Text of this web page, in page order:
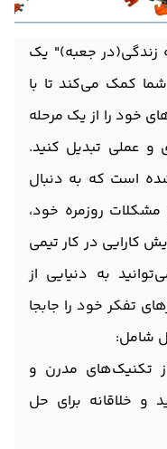
جعبه)" یک
شما کمک می‌کند تا با
خود را از یک مرحله
و عملی تبدیل کنید.
است که به دنبال
مشکلات روزمره خود،
کارایی در کار تیمی
به دنیایی از
تفکر خود را جابجا
شامل:
تکنیک‌های مدرن و
و خلاقانه برای حل